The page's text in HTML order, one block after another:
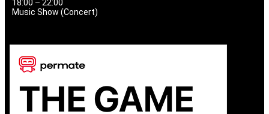
18:00 – 22:00
Music Show (Concert)